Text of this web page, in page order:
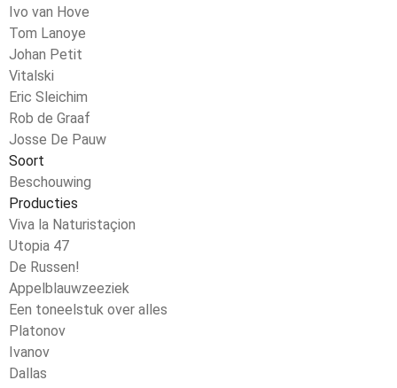
Ivo van Hove
Tom Lanoye
Johan Petit
Vitalski
Eric Sleichim
Rob de Graaf
Josse De Pauw
Soort
Beschouwing
Producties
Viva la Naturistaçion
Utopia 47
De Russen!
Appelblauwzeeziek
Een toneelstuk over alles
Platonov
Ivanov
Dallas